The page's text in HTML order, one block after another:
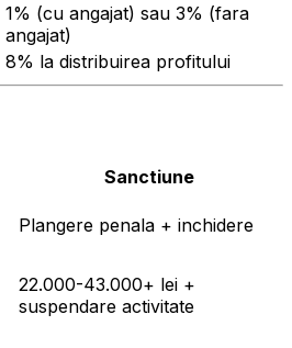
1% (cu angajat) sau 3% (fara
angajat)
8% la distribuirea profitului
Sanctiune
Plangere penala + inchidere
22.000-43.000+ lei +
suspendare activitate